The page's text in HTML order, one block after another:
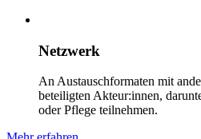
Netzwerk
An Austauschformaten mit
beteiligten Akteur:innen,
oder Pflege teilnehmen.